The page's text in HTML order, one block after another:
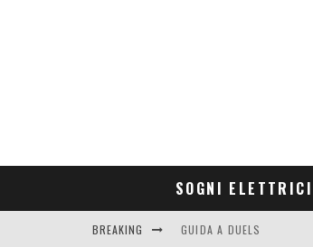
SOGNI ELETTRICI
BREAKING GUIDA A DUELS